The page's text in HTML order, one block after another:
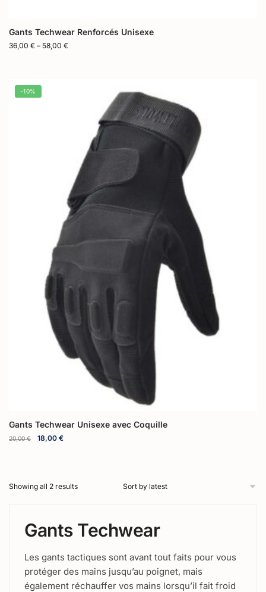
Gants Techwear Renforcés Unisexe
36,00 € – 58,00 €
-10%
Gants Techwear Unisexe avec Coquille
20,00€ 18,00 €
Showing all 2 results
Gants Techwear
Les gants tactiques sont avant tout faits pour vous
protéger des mains jusqu’au poignet, mais
également réchauffer vos mains lorsqu’il fait froid